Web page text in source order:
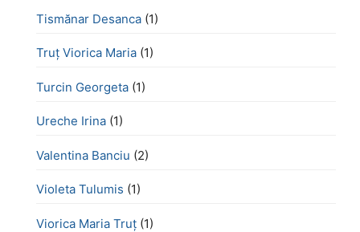
Tismănar Desanca (1)
Truț Viorica Maria (1)
Turcin Georgeta (1)
Ureche Irina (1)
Valentina Banciu (2)
Violeta Tulumis (1)
Viorica Maria Truț (1)